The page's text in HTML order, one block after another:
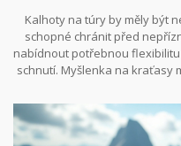
bundu, věnujte pozornost
„Správné oblečení na túru
komfortu, ale i bezpečnosti,“
Kalhoty na túry by měly být
schopné chránit před
nabídnout potřebnou
schnutí. Myšlenka na kraťasy
déšť. Důležité jsou také
odvádějí pot a zabraňují